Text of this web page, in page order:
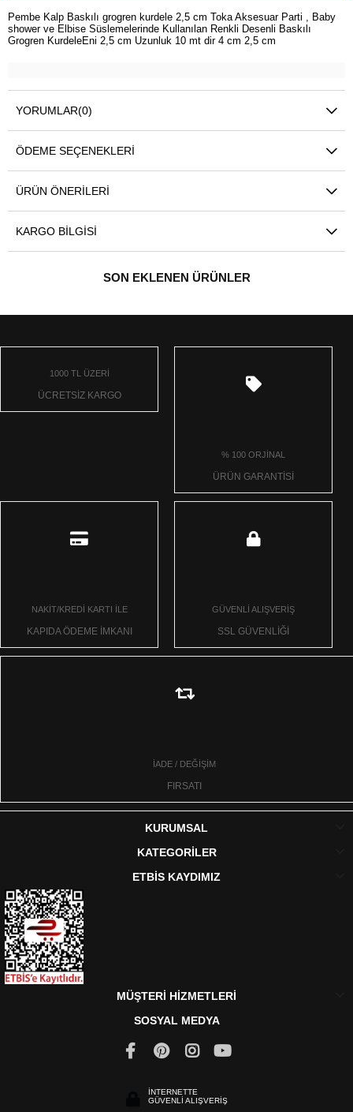
Pembe Kalp Baskılı grogren kurdele 2,5 cm Toka Aksesuar Parti , Baby
shower ve Elbise Süslemelerinde Kullanılan Renkli Desenli Baskılı
Grogren KurdeleEni 2,5 cm Uzunluk 10 mt dir 4 cm 2,5 cm
YORUMLAR(0)
ÖDEME SEÇENEKLERI
ÜRÜN ÖNERILERI
KARGO BILGISI
SON EKLENEN ÜRÜNLER
1000 TL ÜZERİ
ÜCRETSİZ KARGO
% 100 ORJİNAL
ÜRÜN GARANTİSİ
NAKİT/KREDİ KARTI İLE
KAPIDA ÖDEME İMKANI
GÜVENLİ ALIŞVERİŞ
SSL GÜVENLİĞİ
İADE / DEĞİŞİM
FIRSATI
KURUMSAL
KATEGORİLER
ETBİS KAYDIMIZ
MÜŞTERİ HİZMETLERİ
SOSYAL MEDYA
İNTERNETTE
GÜVENLİ ALIŞVERİŞ